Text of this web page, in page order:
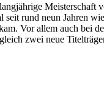
seit rund neun Jahren
Vor allem auch bei
zwei neue